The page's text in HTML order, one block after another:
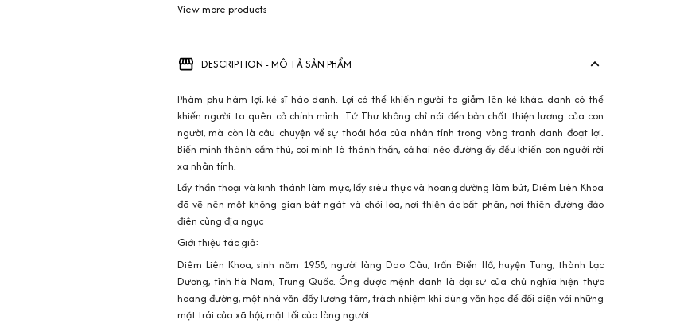
View more products
DESCRIPTION - MÔ TẢ SẢN PHẨM
Phàm phu hám lợi, kẻ sĩ háo danh. Lợi có thể khiến người ta giẫm lên kẻ khác, danh có thể
khiến người ta quên cả chính mình. Tứ Thư không chỉ nói đến bản chất thiện lương của con
người, mà còn là câu chuyện về sự thoái hóa của nhân tính trong vòng tranh danh đoạt lợi.
Biến mình thành cầm thú, coi mình là thánh thần, cả hai nẻo đường ấy đều khiến con người rời
xa nhân tính.
Lấy thần thoại và kinh thánh làm mực, lấy siêu thực và hoang đường làm bút, Diêm Liên Khoa
đã vẽ nên một không gian bát ngát và chói lòa, nơi thiện ác bất phân, nơi thiên đường đảo
điên cùng địa ngục
Giới thiệu tác giả:
Diêm Liên Khoa, sinh năm 1958, người làng Dao Câu, trấn Điền Hồ, huyện Tung, thành Lạc
Dương, tỉnh Hà Nam, Trung Quốc. Ông được mệnh danh là đại sư của chủ nghĩa hiện thực
hoang đường, một nhà văn đầy lương tâm, trách nhiệm khi dùng văn học để đối diện với những
mặt trái của xã hội, mặt tối của lòng người.